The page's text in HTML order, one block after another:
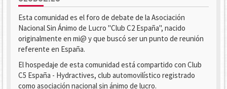
Esta comunidad es el foro de debate de la Asociación
Nacional Sin Ánimo de Lucro "Club C2 España", nacido
originalmente en mi@ y que buscó ser un punto de reunión
referente en España.
El hospedaje de esta comunidad está compartido con Club
C5 España - Hydractives, club automovilístico registrado
como asociación nacional sin ánimo de lucro.